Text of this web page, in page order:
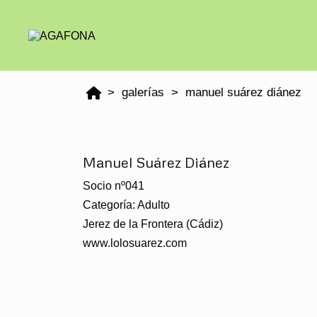
galerías manuel suárez diánez
Manuel Suárez Diánez
Socio nº041
Categoría: Adulto
Jerez de la Frontera (Cádiz)
www.lolosuarez.com